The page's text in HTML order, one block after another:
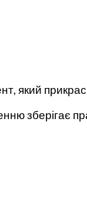
який
зберігає